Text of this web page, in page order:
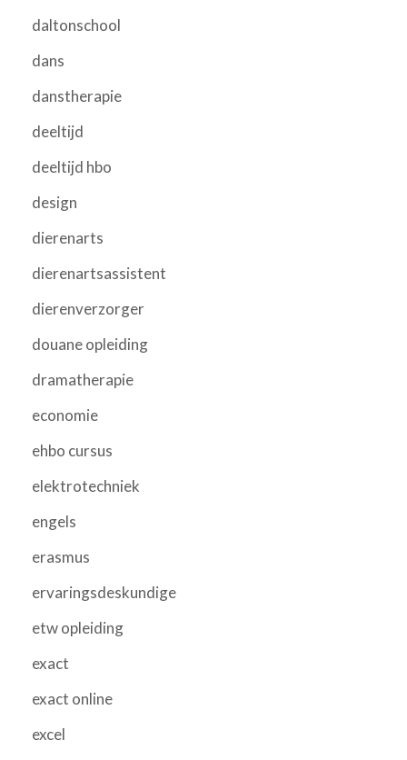
daltonschool
dans
danstherapie
deeltijd
deeltijd hbo
design
dierenarts
dierenartsassistent
dierenverzorger
douane opleiding
dramatherapie
economie
ehbo cursus
elektrotechniek
engels
erasmus
ervaringsdeskundige
etw opleiding
exact
exact online
excel